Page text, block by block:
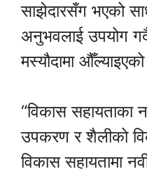
साझेदारसँग भएको
अनुभवलाई उपयोग
मस्यौदामा
“विकास सहायताका
उपकरण र शैलीको
विकास सहायतामा